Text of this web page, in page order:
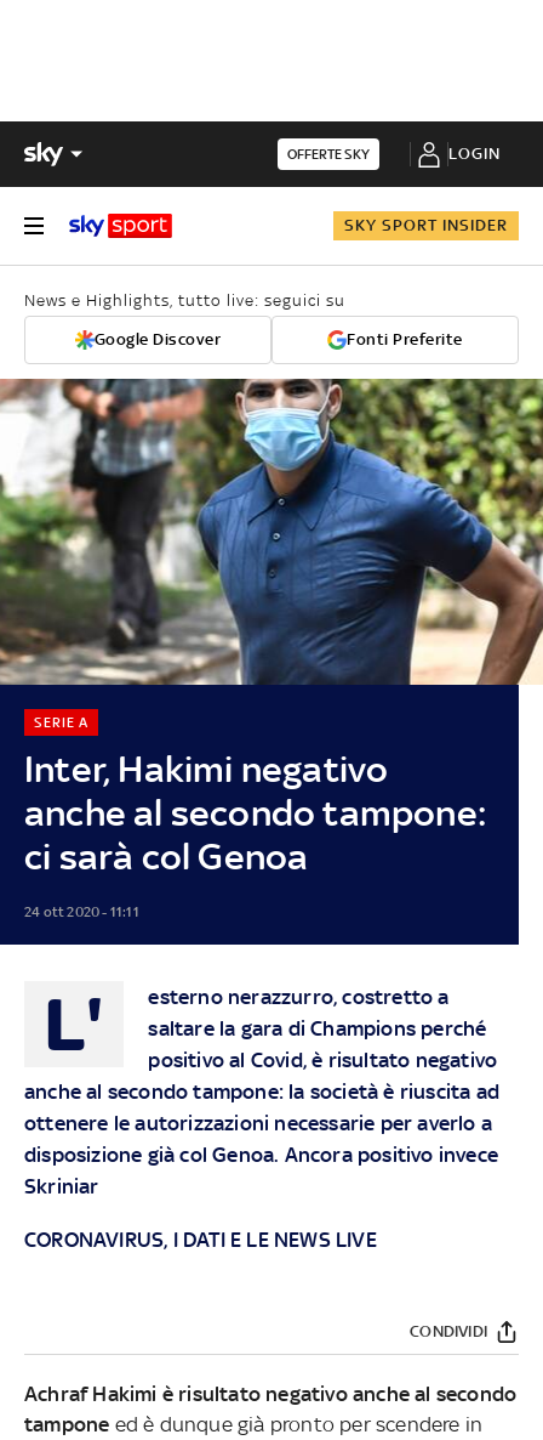
OFFERTE SKY LOGIN
SKY SPORT INSIDER
News e Highlights, tutto live: seguici su
Google Discover Fonti Preferite
Inter, Hakimi negativo
anche al secondo tampone:
ci sarà col Genoa
SERIE A
24 ott 2020 - 11:11
L'
esterno nerazzurro, costretto a
saltare la gara di Champions perché
positivo al Covid, è risultato negativo
anche al secondo tampone: la società è riuscita ad
ottenere le autorizzazioni necessarie per averlo a
disposizione già col Genoa. Ancora positivo invece
Skriniar
CORONAVIRUS, I DATI E LE NEWS LIVE
CONDIVIDI
Achraf Hakimi è risultato negativo anche al secondo
tampone ed è dunque già pronto per scendere in